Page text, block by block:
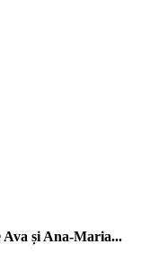
și Ana-Maria...